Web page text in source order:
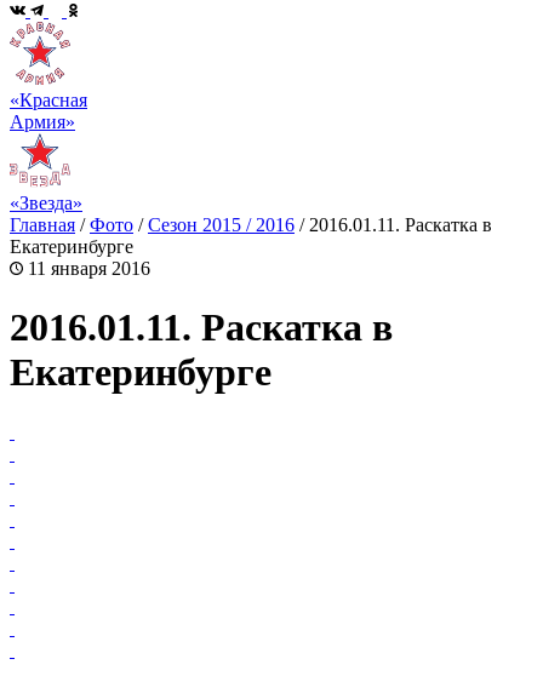
«Красная
Армия»
«Звезда»
Главная /Фото /Сезон 2015 / 2016 / 2016.01.11. Раскатка в
Екатеринбурге
11 января 2016
2016.01.11. Раскатка в
Екатеринбурге